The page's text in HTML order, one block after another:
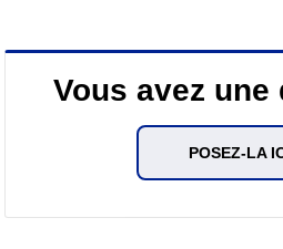
Vous avez une
POSEZ-LA